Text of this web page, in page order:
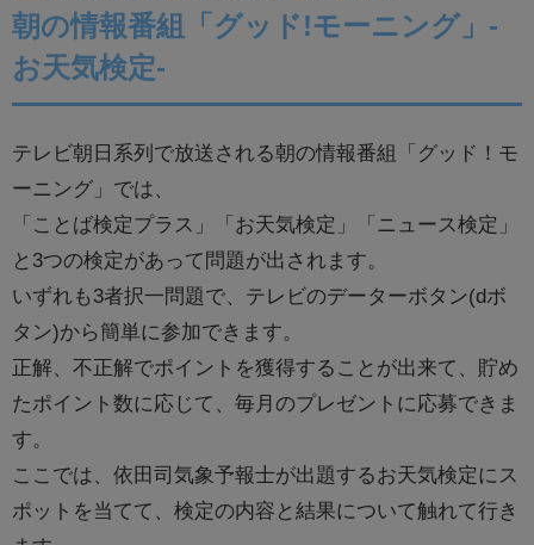
朝の情報番組「グッド!モーニング」-
お天気検定-
テレビ朝日系列で放送される朝の情報番組「グッド！モ
ーニング」では、
「ことば検定プラス」「お天気検定」「ニュース検定」
と3つの検定があって問題が出されます。
いずれも3者択一問題で、テレビのデーターボタン(dボ
タン)から簡単に参加できます。
正解、不正解でポイントを獲得することが出来て、貯め
たポイント数に応じて、毎月のプレゼントに応募できま
す。
ここでは、依田司気象予報士が出題するお天気検定にス
ポットを当てて、検定の内容と結果について触れて行き